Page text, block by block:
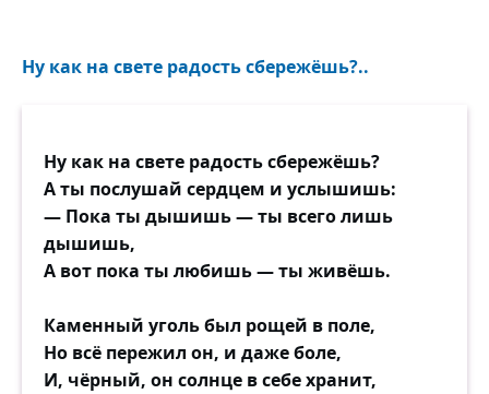
Ну как на свете радость сбережёшь?..
Ну как на свете радость сбережёшь?
А ты послушай сердцем и услышишь:
— Пока ты дышишь — ты всего лишь
дышишь,
А вот пока ты любишь — ты живёшь.
Каменный уголь был рощей в поле,
Но всё пережил он, и даже боле,
И, чёрный, он солнце в себе хранит,